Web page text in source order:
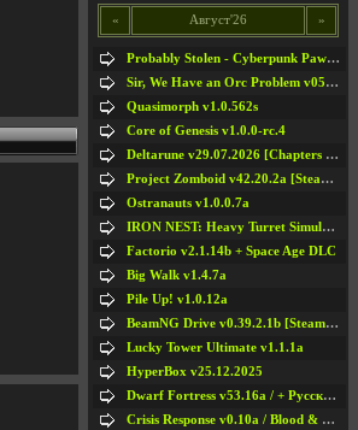
« Август'26 »
Probably Stolen - Cyberpunk Pawnshop Simulator v048c [Playtest]
Sir, We Have an Orc Problem v05.08.2026
Quasimorph v1.0.562s
Core of Genesis v1.0.0-rc.4
Deltarune v29.07.2026 [Chapters 1-5] / + RUS [Chapters 1-5]
Project Zomboid v42.20.2a [Steam Early Access]
Ostranauts v1.0.0.7a
IRON NEST: Heavy Turret Simulator v1.0a
Factorio v2.1.14b + Space Age DLC
Big Walk v1.4.7a
Pile Up! v1.0.12a
BeamNG Drive v0.39.2.1b [Steam Early Access]
Lucky Tower Ultimate v1.1.1a
HyperBox v25.12.2025
Dwarf Fortress v53.16a / + Русская Версия v50.12a
Crisis Response v0.10a / Blood & Bullet